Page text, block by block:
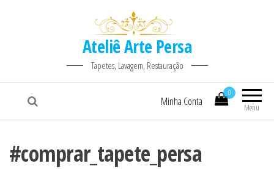
Ateliê Arte Persa
Tapetes, Lavagem, Restauração
Menu
0
Minha Conta
#comprar_tapete_persa